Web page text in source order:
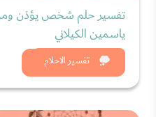
تفسير الاحلام
تفسير حلم شخص يؤذن ومن
ياسمين الكيلاني
شاهد الان